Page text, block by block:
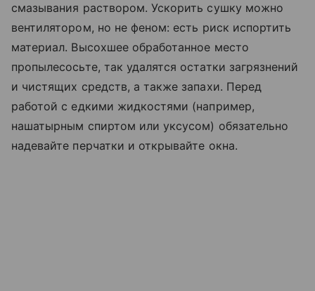
смазывания раствором. Ускорить сушку можно
вентилятором, но не феном: есть риск испортить
материал. Высохшее обработанное место
пропылесосьте, так удалятся остатки загрязнений
и чистящих средств, а также запахи. Перед
работой с едкими жидкостями (например,
нашатырным спиртом или уксусом) обязательно
надевайте перчатки и открывайте окна.